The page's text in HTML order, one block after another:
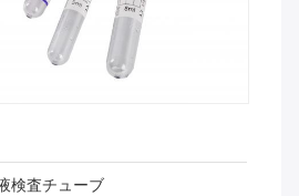
検査チューブ